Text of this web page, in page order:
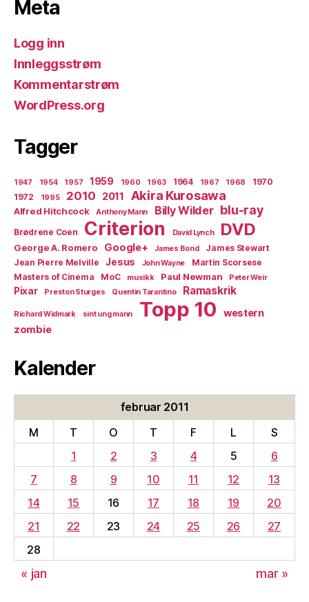
Meta
Logg inn
Innleggsstrøm
Kommentarstrøm
WordPress.org
Tagger
1947 1954 1957 1959 1960 1963 1964 1967 1968
1970
1972
1995 2010 2011 Akira Kurosawa
Alfred Hitchcock Anthony Mann Billy Wilder blu-ray
Brødrene Coen Criterion David Lynch DVD
George A. Romero Google+ James Bond
James Stewart
Jean Pierre Melville
Jesus John Wayne
Martin Scorsese
Masters of Cinema
MoC musikk Paul Newman Peter Weir
Pixar Preston Sturges Quentin Tarantino Ramaskrik
Richard Widmark sint ung mann Topp 10
western
zombie
Kalender
februar 2011
M
T O T F L
S
1
2 3 4 5
6
7
8 9 10 11 12
13
14
15 16 17 18 19
20
21
22 23 24 25 26
27
28
« jan mar »